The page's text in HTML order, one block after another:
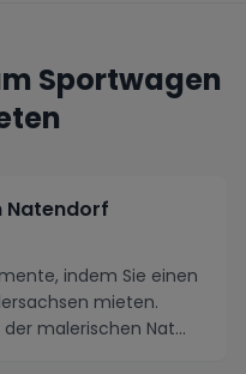
Sportwagen
Natendorf
indem Sie einen
mieten.
malerischen Nat...